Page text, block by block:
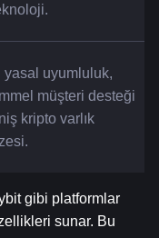
yasal uyumluluk,
müşteri desteği
kripto varlık
gibi platformlar
sunar. Bu